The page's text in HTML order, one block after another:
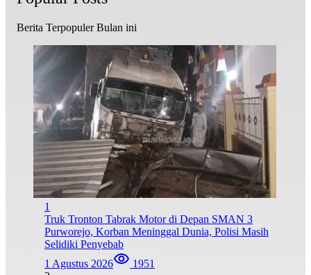
Berita Terpopuler Bulan ini
1
Truk Tronton Tabrak Motor di Depan SMAN 3
Purworejo, Korban Meninggal Dunia, Polisi Masih
Selidiki Penyebab
1 Agustus 2026
1951